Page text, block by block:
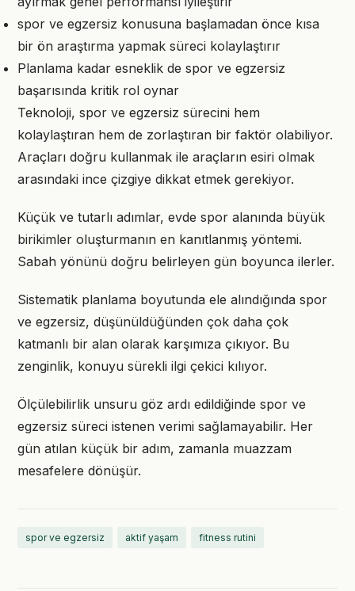
spor ve egzersiz konusuna başlamadan önce kısa
bir ön araştırma yapmak süreci kolaylaştırır
Planlama kadar esneklik de spor ve egzersiz
başarısında kritik rol oynar
Teknoloji, spor ve egzersiz sürecini hem
kolaylaştıran hem de zorlaştıran bir faktör olabiliyor.
Araçları doğru kullanmak ile araçların esiri olmak
arasındaki ince çizgiye dikkat etmek gerekiyor.
Küçük ve tutarlı adımlar, evde spor alanında büyük
birikimler oluşturmanın en kanıtlanmış yöntemi.
Sabah yönünü doğru belirleyen gün boyunca ilerler.
Sistematik planlama boyutunda ele alındığında spor
ve egzersiz, düşünüldüğünden çok daha çok
katmanlı bir alan olarak karşımıza çıkıyor. Bu
zenginlik, konuyu sürekli ilgi çekici kılıyor.
Ölçülebilirlik unsuru göz ardı edildiğinde spor ve
egzersiz süreci istenen verimi sağlamayabilir. Her
gün atılan küçük bir adım, zamanla muazzam
mesafelere dönüşür.
spor ve egzersiz aktif yaşam fitness rutini